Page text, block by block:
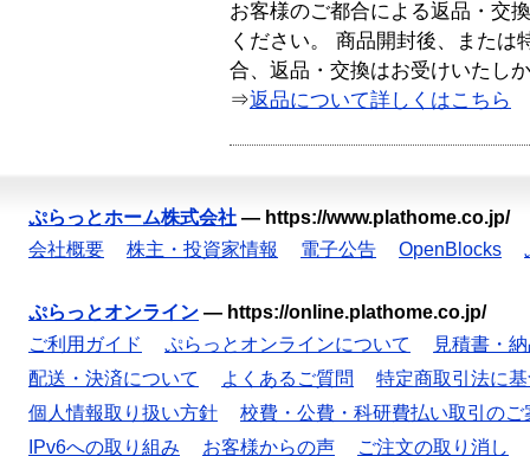
お客様のご都合による返品・交
ください。 商品開封後、または
合、返品・交換はお受けいたし
⇒返品について詳しくはこちら
ぷらっとホーム株式会社 — https://www.plathome.co.jp/
会社概要
株主・投資家情報 電子公告 OpenBlocks
ぷらっとオンライン — https://online.plathome.co.jp/
ご利用ガイド
ぷらっとオンラインについて
見積書・
配送・決済について
よくあるご質問
特定商取引法に
個人情報取り扱い方針
校費・公費・科研費払い取引のご
IPv6への取り組み
お客様からの声 ご注文の取り消し